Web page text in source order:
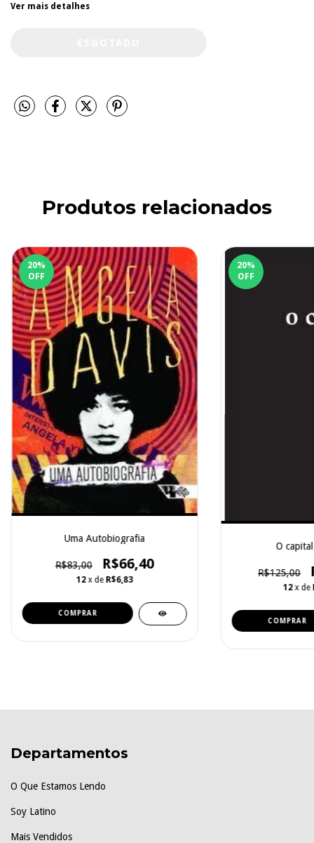
Ver mais detalhes
Produtos relacionados
20%
OFF
Uma Autobiografia
R$83,00 R$66,40
12 x de R$6,83
20%
OFF
O
R$125,00
12 x de
Departamentos
O Que Estamos Lendo
Soy Latino
Mais Vendidos